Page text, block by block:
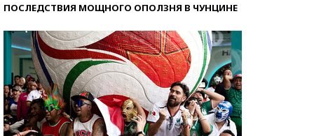
ПОСЛЕДСТВИЯ МОЩНОГО ОПОЛЗНЯ В ЧУНЦИНЕ